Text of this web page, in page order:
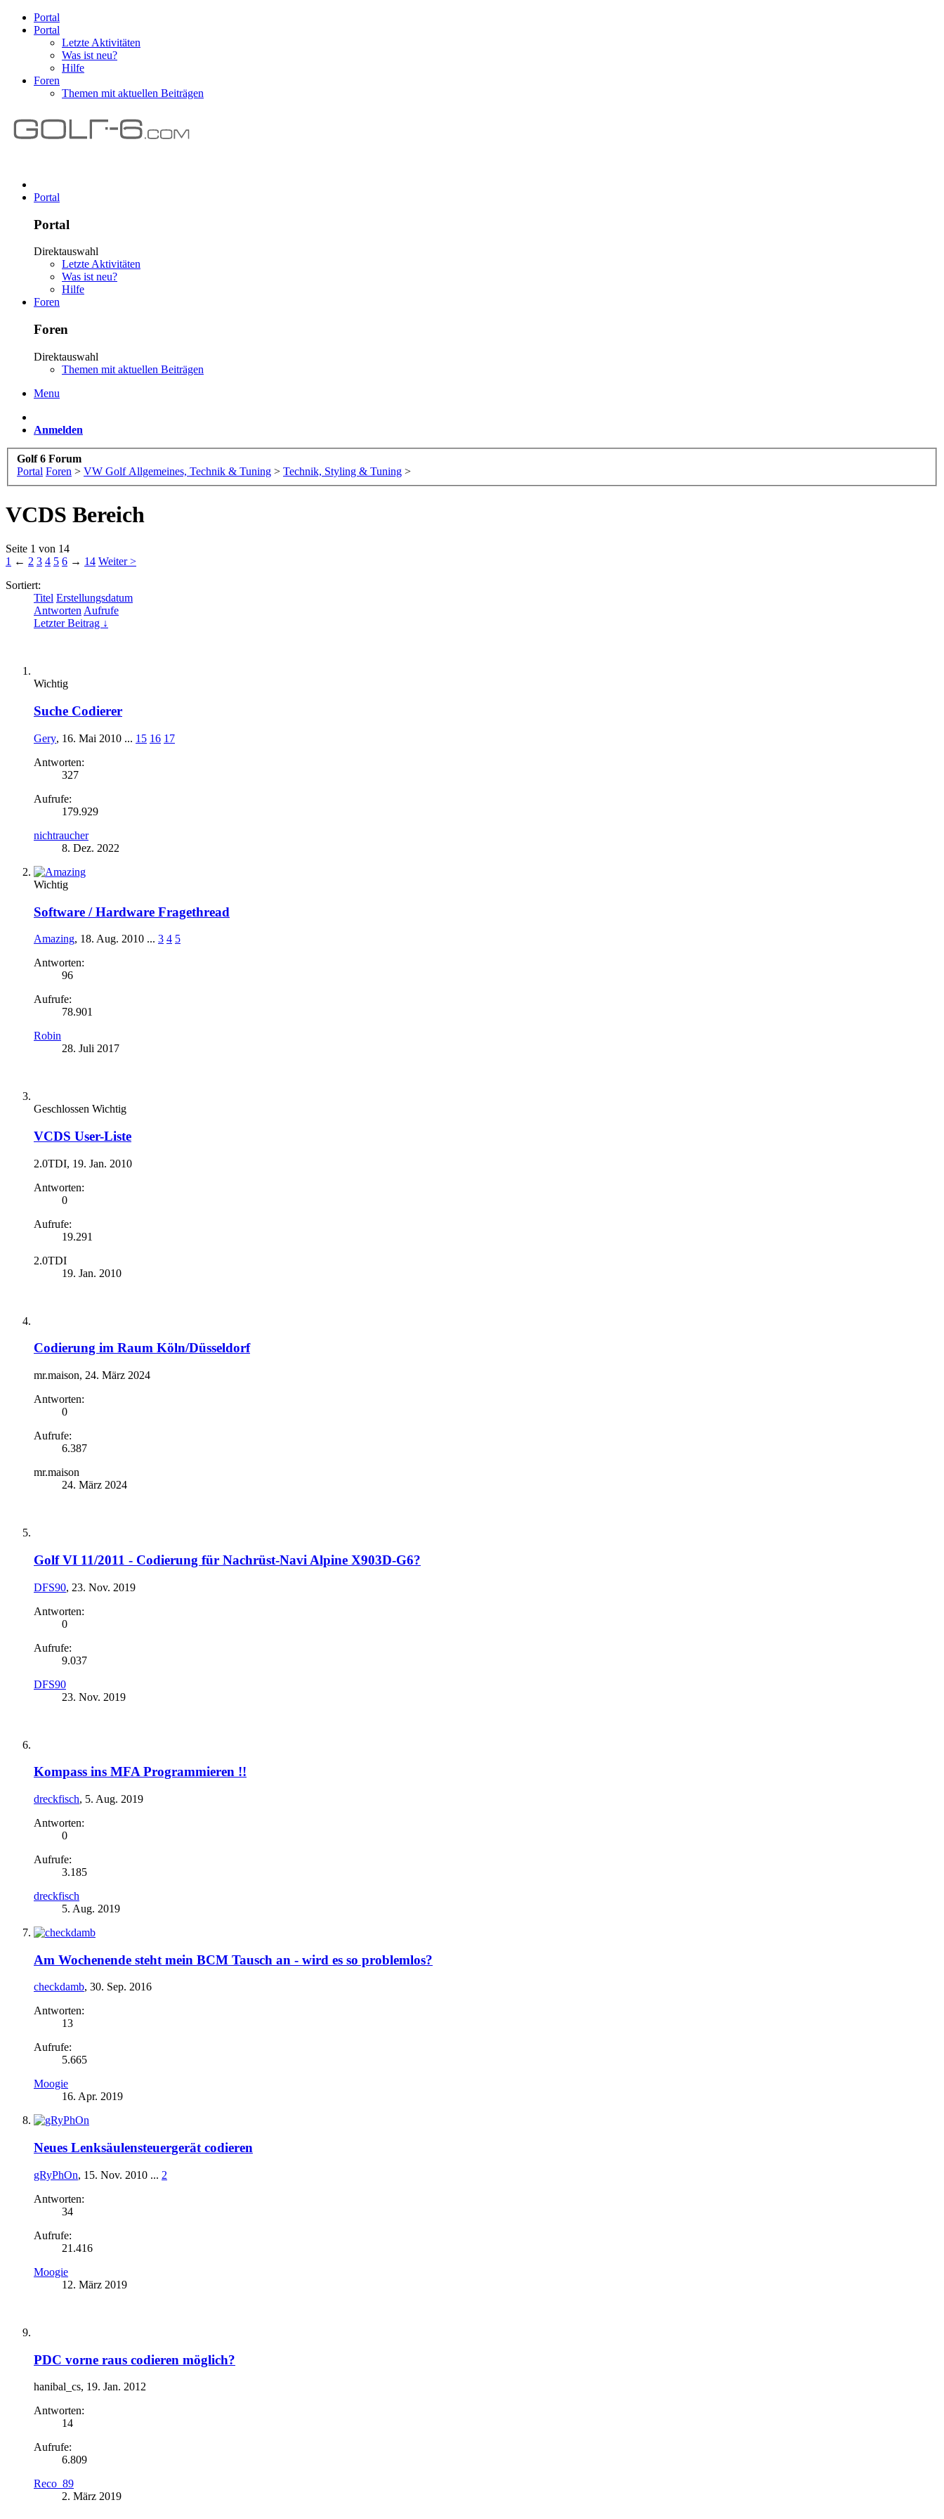
Portal
Portal
Letzte Aktivitäten
Was ist neu?
Hilfe
Foren
Themen mit aktuellen Beiträgen
Portal
Portal
Direktauswahl
Letzte Aktivitäten
Was ist neu?
Hilfe
Foren
Foren
Direktauswahl
Themen mit aktuellen Beiträgen
Menu
Anmelden
Golf 6 Forum
Portal Foren > VW Golf Allgemeines, Technik & Tuning > Technik, Styling & Tuning >
VCDS Bereich
Seite 1 von 14
1 ← 2 3 4 5 6 → 14 Weiter >
Sortiert:
Titel Erstellungsdatum
Antworten Aufrufe
Letzter Beitrag ↓
Wichtig
Suche Codierer
Gery, 16. Mai 2010 ... 15 16 17
Antworten:
327
Aufrufe:
179.929
nichtraucher
8. Dez. 2022
Wichtig
Software / Hardware Fragethread
Amazing, 18. Aug. 2010 ... 3 4 5
Antworten:
96
Aufrufe:
78.901
Robin
28. Juli 2017
Geschlossen Wichtig
VCDS User-Liste
2.0TDI, 19. Jan. 2010
Antworten:
0
Aufrufe:
19.291
2.0TDI
19. Jan. 2010
Codierung im Raum Köln/Düsseldorf
mr.maison, 24. März 2024
Antworten:
0
Aufrufe:
6.387
mr.maison
24. März 2024
Golf VI 11/2011 - Codierung für Nachrüst-Navi Alpine X903D-G6?
DFS90, 23. Nov. 2019
Antworten:
0
Aufrufe:
9.037
DFS90
23. Nov. 2019
Kompass ins MFA Programmieren !!
dreckfisch, 5. Aug. 2019
Antworten:
0
Aufrufe:
3.185
dreckfisch
5. Aug. 2019
Am Wochenende steht mein BCM Tausch an - wird es so problemlos?
checkdamb, 30. Sep. 2016
Antworten:
13
Aufrufe:
5.665
Moogie
16. Apr. 2019
Neues Lenksäulensteuergerät codieren
gRyPhOn, 15. Nov. 2010 ... 2
Antworten:
34
Aufrufe:
21.416
Moogie
12. März 2019
PDC vorne raus codieren möglich?
hanibal_cs, 19. Jan. 2012
Antworten:
14
Aufrufe:
6.809
Reco_89
2. März 2019